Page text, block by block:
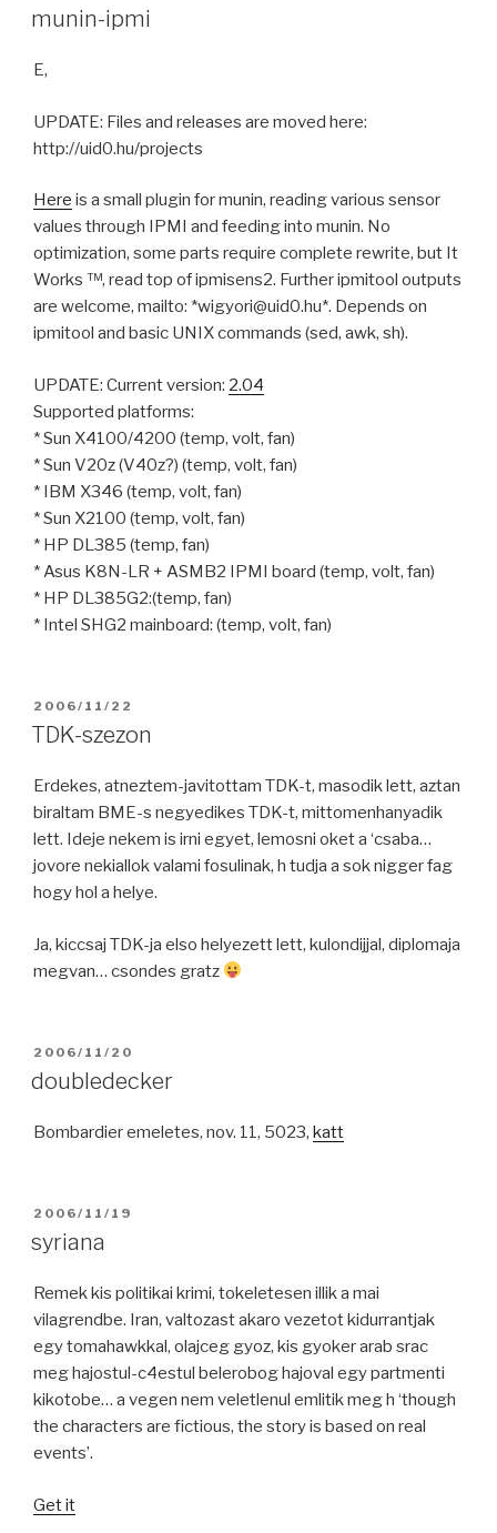
munin-ipmi
E,
UPDATE: Files and releases are moved here:
http://uid0.hu/projects
Here is a small plugin for munin, reading various sensor
values through IPMI and feeding into munin. No
optimization, some parts require complete rewrite, but It
Works ™, read top of ipmisens2. Further ipmitool outputs
are welcome, mailto: *wigyori@uid0.hu*. Depends on
ipmitool and basic UNIX commands (sed, awk, sh).
UPDATE: Current version: 2.04
Supported platforms:
* Sun X4100/4200 (temp, volt, fan)
* Sun V20z (V40z?) (temp, volt, fan)
* IBM X346 (temp, volt, fan)
* Sun X2100 (temp, volt, fan)
* HP DL385 (temp, fan)
* Asus K8N-LR + ASMB2 IPMI board (temp, volt, fan)
* HP DL385G2:(temp, fan)
* Intel SHG2 mainboard: (temp, volt, fan)
POSTED
ON
2006/11/22
TDK-szezon
Erdekes, atneztem-javitottam TDK-t, masodik lett, aztan
biraltam BME-s negyedikes TDK-t, mittomenhanyadik
lett. Ideje nekem is irni egyet, lemosni oket a ‘csaba…
jovore nekiallok valami fosulinak, h tudja a sok nigger fag
hogy hol a helye.
Ja, kiccsaj TDK-ja elso helyezett lett, kulondijjal, diplomaja
megvan… csondes gratz
POSTED
ON
2006/11/20
doubledecker
Bombardier emeletes, nov. 11, 5023, katt
POSTED
2006/11/19
syriana
Remek kis politikai krimi, tokeletesen illik a mai
vilagrendbe. Iran, valtozast akaro vezetot kidurrantjak
egy tomahawkkal, olajceg gyoz, kis gyoker arab srac
meg hajostul-c4estul belerobog hajoval egy partmenti
kikotobe… a vegen nem veletlenul emlitik meg h ‘though
the characters are fictious, the story is based on real
events’.
Get it